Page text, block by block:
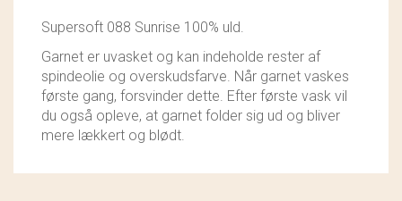
Supersoft 088 Sunrise 100% uld.
Garnet er uvasket og kan indeholde rester af
spindeolie og overskudsfarve. Når garnet vaskes
første gang, forsvinder dette. Efter første vask vil
du også opleve, at garnet folder sig ud og bliver
mere lækkert og blødt.